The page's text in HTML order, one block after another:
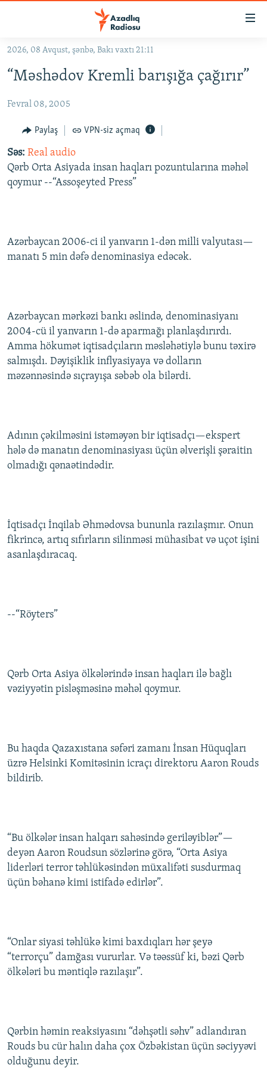
Əsas
qayıt
naviqasiyaya
Axtarışa
keç
KORRUPSIOMETR
#ƏSLINDƏ
FƏRQƏ BAX
QANUNI DOĞRU
ARAŞDIRMA
VIDEO
FOTOQALEREYA
RADIO ARXIV
OXU ZALI
İZ - MƏDƏNIYYƏT PROQRAMI
HAQQIMIZDA
MATERIALLARIMIZDAN ISTIFADƏ
AZADLIQRADIOSU MOBIL TELEFONUNUZDA
BIZIMLƏ ƏLAQƏ
RFE/RL-in bütün saytları
2026, 08 Avqust, şənbə, Bakı vaxtı 21:11
“Məshədov Kremli barışığa çağırır”
Fevral 08, 2005
Paylaş VPN-siz açmaq
Səs: Real audio
Qərb Orta Asiyada insan haqları pozuntularına məhəl
qoymur --“Assoşeyted Press”
Azərbaycan 2006-ci il yanvarın 1-dən milli valyutası—
manatı 5 min dəfə denominasiya edəcək.
Azərbaycan mərkəzi bankı əslində, denominasiyanı
2004-cü il yanvarın 1-də aparmağı planlaşdırırdı.
Amma hökumət iqtisadçıların məsləhətiylə bunu təxirə
salmışdı. Dəyişiklik inflyasiyaya və dolların
məzənnəsində sıçrayışa səbəb ola bilərdi.
Adının çəkilməsini istəməyən bir iqtisadçı—ekspert
hələ də manatın denominasiyası üçün əlverişli şəraitin
olmadığı qənaətindədir.
İqtisadçı İnqilab Əhmədovsa bununla razılaşmır. Onun
fikrincə, artıq sıfırların silinməsi mühasibat və uçot işini
asanlaşdıracaq.
--“Röyters”
Qərb Orta Asiya ölkələrində insan haqları ilə bağlı
vəziyyətin pisləşməsinə məhəl qoymur.
Bu haqda Qazaxıstana səfəri zamanı İnsan Hüquqları
üzrə Helsinki Komitəsinin icraçı direktoru Aaron Rouds
bildirib.
“Bu ölkələr insan halqarı sahəsində geriləyiblər”—
deyən Aaron Roudsun sözlərinə görə, “Orta Asiya
liderləri terror təhlükəsindən müxalifəti susdurmaq
üçün bəhanə kimi istifadə edirlər”.
“Onlar siyasi təhlükə kimi baxdıqları hər şeyə
“terrorçu” damğası vururlar. Və təəssüf ki, bəzi Qərb
ölkələri bu məntiqlə razılaşır”.
Qərbin həmin reaksiyasını “dəhşətli səhv” adlandıran
Rouds bu cür halın daha çox Özbəkistan üçün səciyyəvi
olduğunu deyir.